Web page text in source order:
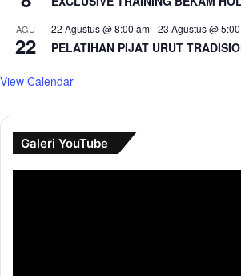
AGU
22
22 Agustus @ 8:00 am-23 Agustus @
PELATIHAN PIJAT URUT
View Calendar
Galeri YouTube